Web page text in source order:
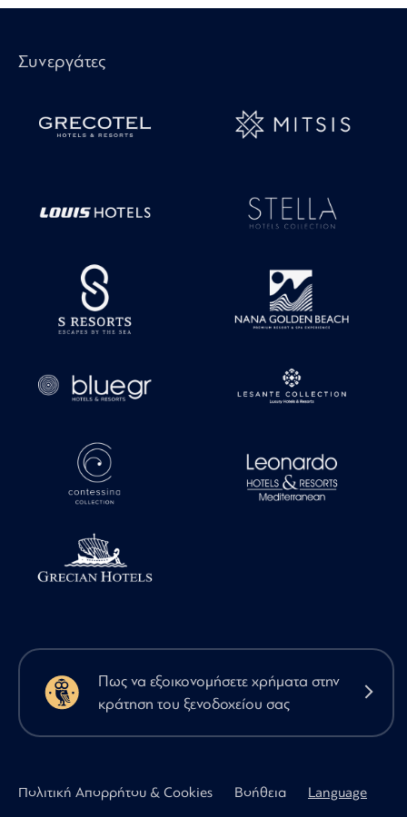
Συνεργάτες
Πως να εξοικονομήσετε χρήματα στην
κράτηση του ξενοδοχείου σας
Πολιτική Απορρήτου & Cookies Βοήθεια Language